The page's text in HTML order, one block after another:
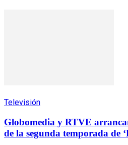
Televisión
Globomedia y RTVE
de la segunda temporada de